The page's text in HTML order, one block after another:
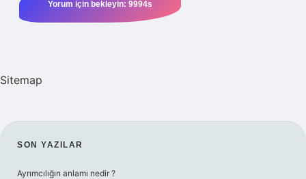
Sitemap
SIDEBAR
SON YAZILAR
Ayrımcılığın anlamı nedir ?